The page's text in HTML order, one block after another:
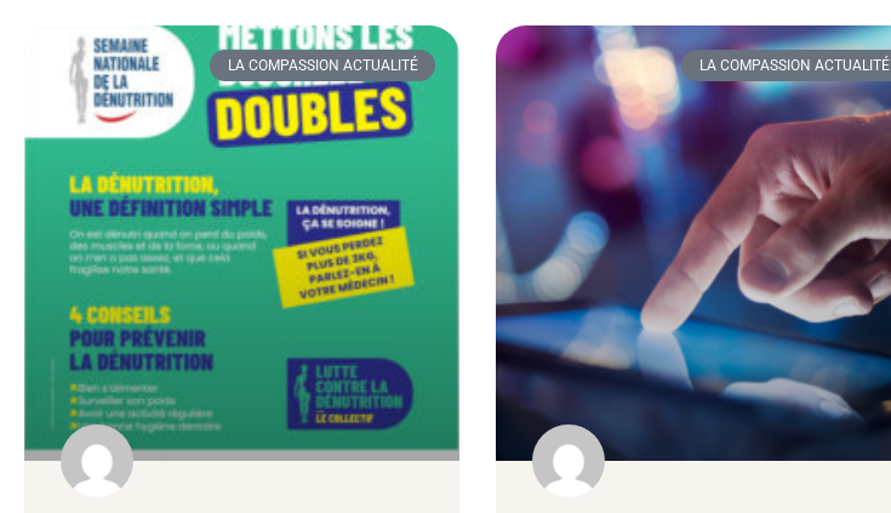
LA COMPASSION ACTUALITÉ LA COMPASSION ACTUALITÉ